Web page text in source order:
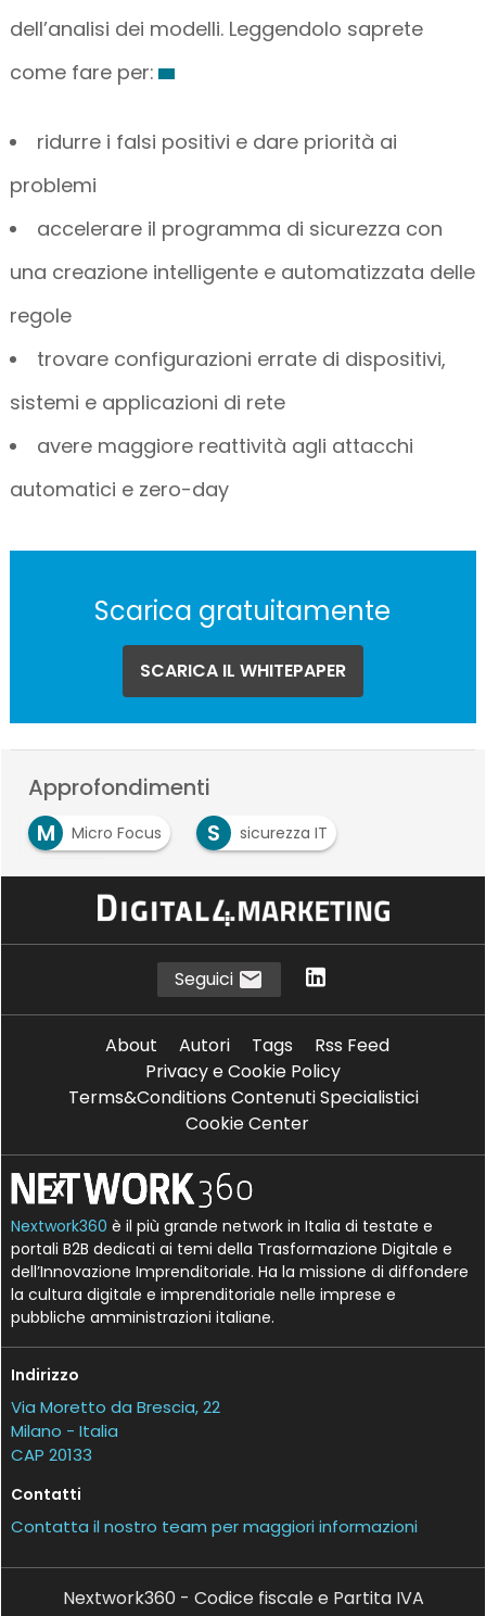
dell’analisi dei modelli. Leggendolo saprete
come fare per:
ridurre i falsi positivi e dare priorità ai
problemi
accelerare il programma di sicurezza con
una creazione intelligente e automatizzata delle
regole
trovare configurazioni errate di dispositivi,
sistemi e applicazioni di rete
avere maggiore reattività agli attacchi
automatici e zero-day
Scarica gratuitamente
SCARICA IL WHITEPAPER
Approfondimenti
M
Micro Focus S sicurezza IT
S siem
Seguici
About Autori Tags
Rss Feed
Privacy e Cookie Policy
Terms&Conditions Contenuti Specialistici
Cookie Center
Nextwork360 è il più grande network in Italia di testate e
portali B2B dedicati ai temi della Trasformazione Digitale e
dell’Innovazione Imprenditoriale. Ha la missione di diffondere
la cultura digitale e imprenditoriale nelle imprese e
pubbliche amministrazioni italiane.
Indirizzo
Via Moretto da Brescia, 22
Milano - Italia
CAP 20133
Contatti
Contatta il nostro team per maggiori informazioni
Nextwork360 - Codice fiscale e Partita IVA